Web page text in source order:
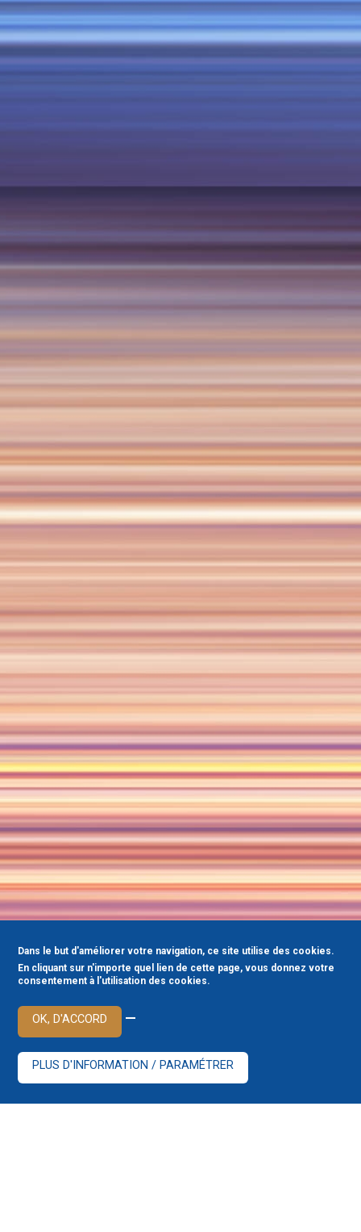
Dans le but d'améliorer votre navigation, ce site utilise des cookies.
En cliquant sur n'importe quel lien de cette page, vous donnez votre
consentement à l'utilisation des cookies.
OK, D'ACCORD —
PLUS D'INFORMATION / PARAMÉTRER